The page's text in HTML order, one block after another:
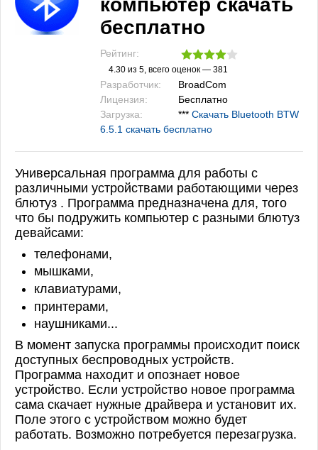
компьютер скачать
бесплатно
Рейтинг:
4.30из 5, всего оценок — 381
Разработчик:
BroadCom
Лицензия:
Бесплатно
Загрузка:
*** Скачать Bluetooth BTW
6.5.1 скачать бесплатно
Универсальная программа для работы с
различными устройствами работающими через
блютуз . Программа предназначена для, того
что бы подружить компьютер с разными блютуз
девайсами:
телефонами,
мышками,
клавиатурами,
принтерами,
наушниками...
В момент запуска программы происходит поиск
доступных беспроводных устройств.
Программа находит и опознает новое
устройство. Если устройство новое программа
сама скачает нужные драйвера и установит их.
Поле этого с устройством можно будет
работать. Возможно потребуется перезагрузка.